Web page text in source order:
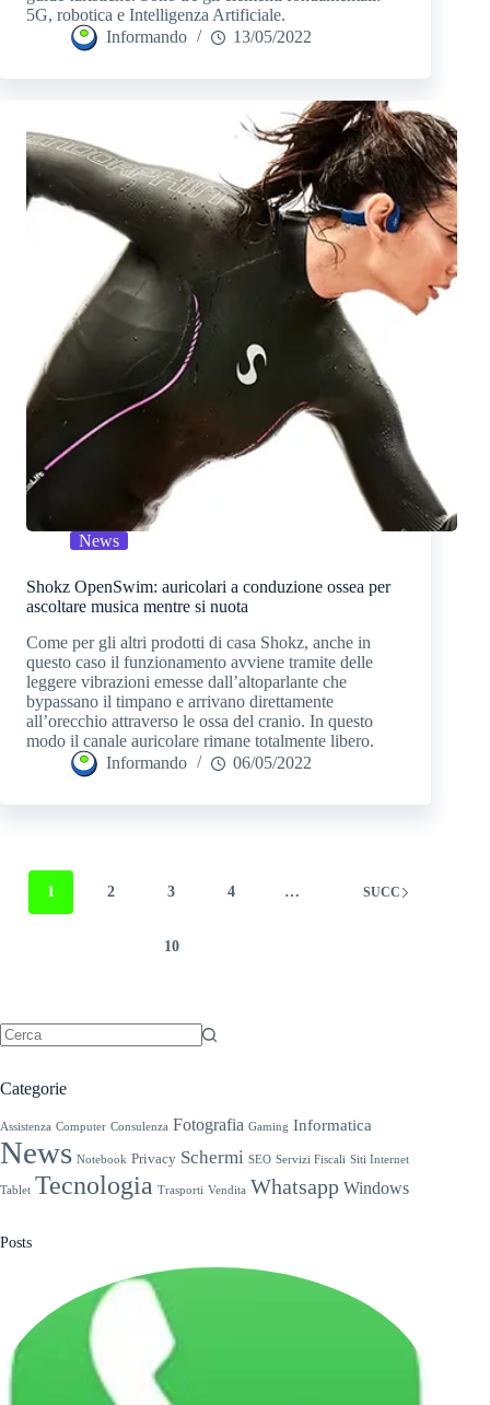
5G, robotica e Intelligenza Artificiale.
Informando
13/05/2022
News
Shokz OpenSwim: auricolari a conduzione ossea per
ascoltare musica mentre si nuota
Come per gli altri prodotti di casa Shokz, anche in
questo caso il funzionamento avviene tramite delle
leggere vibrazioni emesse dall’altoparlante che
bypassano il timpano e arrivano direttamente
all’orecchio attraverso le ossa del cranio. In questo
modo il canale auricolare rimane totalmente libero.
Informando
06/05/2022
1 2 3 4 …
10
SUCC
Categorie
Assistenza Computer Consulenza Fotografia Gaming Informatica
News Notebook Privacy Schermi SEO Servizi Fiscali Siti Internet
Tablet Tecnologia Trasporti Vendita Whatsapp Windows
Posts